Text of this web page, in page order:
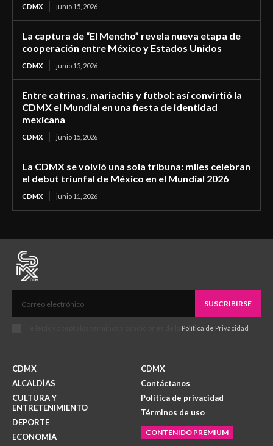
CDMX junio 15, 2026
La captura de “El Mencho” revela nueva etapa de
cooperación entre México y Estados Unidos
CDMX junio 15, 2026
Entre catrinas, mariachis y futbol: así convirtió la
CDMX el Mundial en una fiesta de identidad
mexicana
CDMX junio 15, 2026
La CDMX se volvió una sola tribuna: miles celebran
el debut triunfal de México en el Mundial 2026
CDMX junio 11, 2026
SUSCRIBIRSE
Política de Privacidad
CDMX
ALCALDÍAS
CULTURA Y
ENTRETENIMIENTO
DEPORTE
ECONOMÍA
CDMX
Contáctanos
Política de privacidad
Términos de uso
CONTENIDO PREMIUM